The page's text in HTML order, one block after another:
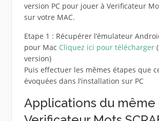
version PC pour jouer à Verificateur
sur votre MAC.
Etape 1 : Récupérer l’émulateur
pour Mac Cliquez ici pour télécharger
version)
Puis effectuer les mêmes étapes que
évoquées dans l’installation sur PC
Applications du même